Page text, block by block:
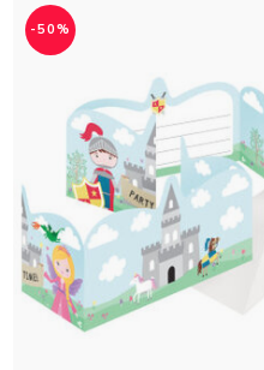
-50%